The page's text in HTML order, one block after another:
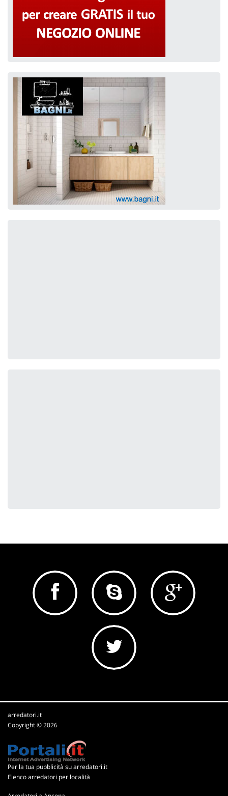
arredatori.it
Copyright © 2026
Per la tua pubblicità su arredatori.it
Elenco arredatori per località